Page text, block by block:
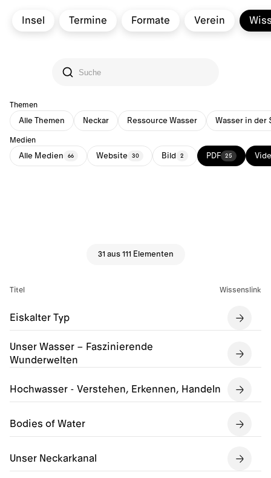
Insel Termine Formate Verein
Themen
Alle Themen Neckar Ressource Wasser Wasser in der
Medien
Alle Medien 66 Website 30 Bild 2 PDF 25
31 aus 111 Elementen
Titel Wissenslink
Eiskalter Typ
Unser Wasser – Faszinierende
Wunderwelten
Hochwasser - Verstehen, Erkennen, Handeln
Bodies of Water
Unser Neckarkanal